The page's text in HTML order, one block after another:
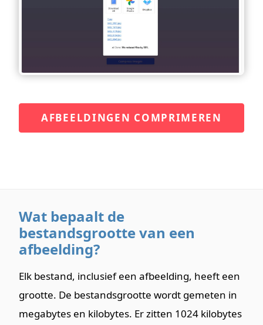
AFBEELDINGEN COMPRIMEREN
Wat bepaalt de
bestandsgrootte van een
afbeelding?
Elk bestand, inclusief een afbeelding, heeft een
grootte. De bestandsgrootte wordt gemeten in
megabytes en kilobytes. Er zitten 1024 kilobytes